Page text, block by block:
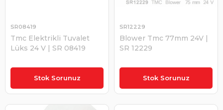
Stok Sorunuz
Tmc Elektrikli Tuvalet
Lüks 24 V | SR 08419
SR08419
₺25.352,14 Stok Sorunuz
Blower Tmc 77mm 24V |
SR 12229
SR12229
₺1.526,78